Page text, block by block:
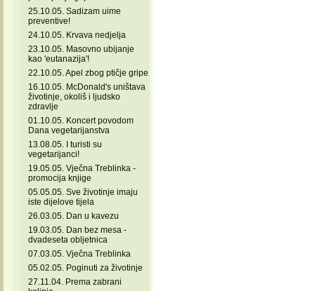
25.10.05. Sadizam uime
preventive!
24.10.05. Krvava nedjelja
23.10.05. Masovno ubijanje
kao 'eutanazija'!
22.10.05. Apel zbog ptičje gripe
16.10.05. McDonald's uništava
životinje, okoliš i ljudsko
zdravlje
01.10.05. Koncert povodom
Dana vegetarijanstva
13.08.05. I turisti su
vegetarijanci!
19.05.05. Vječna Treblinka -
promocija knjige
05.05.05. Sve životinje imaju
iste dijelove tijela
26.03.05. Dan u kavezu
19.03.05. Dan bez mesa -
dvadeseta obljetnica
07.03.05. Vječna Treblinka
05.02.05. Poginuti za životinje
27.11.04. Prema zabrani